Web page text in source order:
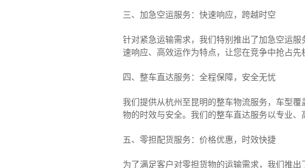
三、加急空运服务：快速响应，跨越时空
针对紧急运输需求，我们特别推出了加急空运
速响应、高效运作为特点，让您在竞争中抢占先
四、整车直达服务：全程保障，安全无忧
我们提供从杭州至昆明的整车物流服务，车型
物的时效与安全。我们的整车直达服务以专业、
五、零担配货服务：价格优惠，时效快捷
为了满足客户对零担货物的运输需求，我们推